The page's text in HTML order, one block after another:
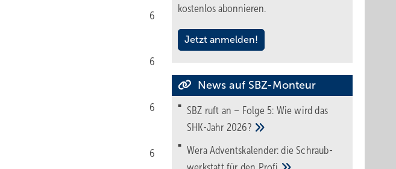
6
6
6
6
kostenlos abonnieren.
Jetzt anmelden!
News auf SBZ-Monteur
SBZ ruft an – Folge 5: Wie wird das
SHK-Jahr 2026?
Wera Adventskalender: die Schraub­